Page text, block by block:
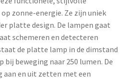
zonne-energie. Ze zijn uniek
platte design. De lampen gaat
schemeren en detecteren
de platte lamp in de dimstand
bij beweging naar 250 lumen. De
aan en uit zetten met een